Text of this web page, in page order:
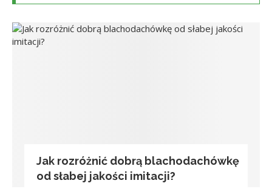
Jak rozróżnić dobrą blachodachówkę
od słabej jakości imitacji?